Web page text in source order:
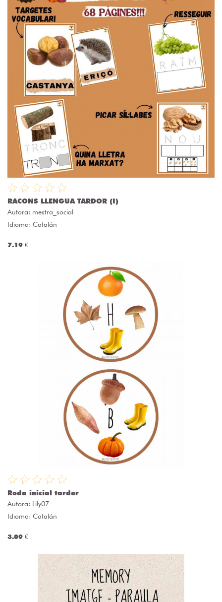
RACONS LLENGUA TARDOR (I)
Autora: mestra_social
Idioma: Catalán
7.19 €
Roda inicial tardor
Autora: Lily07
Idioma: Catalán
3.09 €